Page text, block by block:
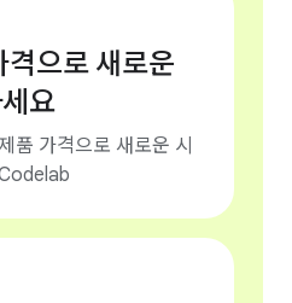
격으로 새로운
요
품 가격으로 새로운 시